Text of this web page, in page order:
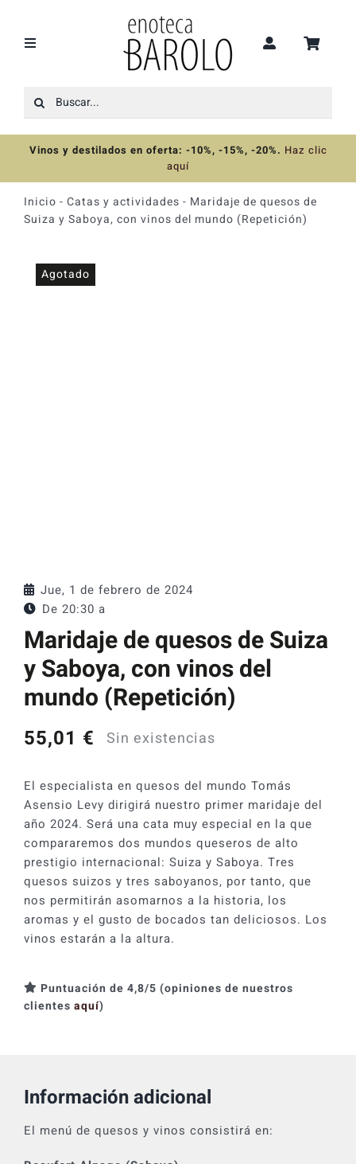
contenido
Toggle
Recomendaciones
Ofertas
Colecciones
Vinos
Buscar:
Vinos y destilados en oferta: -10%, -15%, -20%. Haz clic
aquí
Inicio - Catas y actividades - Maridaje de quesos de
Suiza y Saboya, con vinos del mundo (Repetición)
Agotado
Jue, 1 de febrero de 2024
De 20:30 a
Maridaje de quesos de Suiza
y Saboya, con vinos del
mundo (Repetición)
55,01 € Sin existencias
El especialista en quesos del mundo Tomás
Asensio Levy dirigirá nuestro primer maridaje del
año 2024. Será una cata muy especial en la que
compararemos dos mundos queseros de alto
prestigio internacional: Suiza y Saboya. Tres
quesos suizos y tres saboyanos, por tanto, que
nos permitirán asomarnos a la historia, los
aromas y el gusto de bocados tan deliciosos. Los
vinos estarán a la altura.
Puntuación de 4,8/5 (opiniones de nuestros
clientes aquí)
Información adicional
El menú de quesos y vinos consistirá en: